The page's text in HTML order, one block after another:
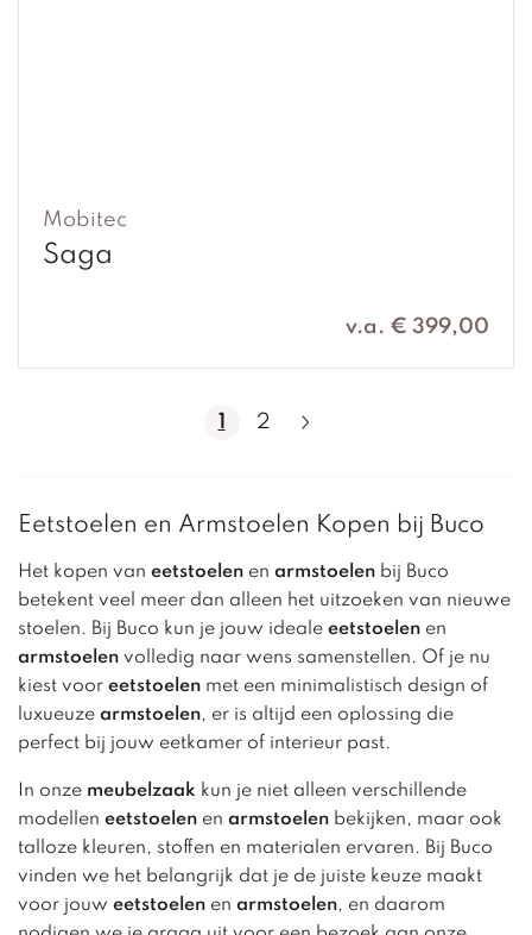
Mobitec
Saga
v.a. € 399,00
1 2
Eetstoelen en Armstoelen Kopen bij Buco
Het kopen van eetstoelen en armstoelen bij Buco
betekent veel meer dan alleen het uitzoeken van nieuwe
stoelen. Bij Buco kun je jouw ideale eetstoelen en
armstoelen volledig naar wens samenstellen. Of je nu
kiest voor eetstoelen met een minimalistisch design of
luxueuze armstoelen, er is altijd een oplossing die
perfect bij jouw eetkamer of interieur past.
In onze meubelzaak kun je niet alleen verschillende
modellen eetstoelen en armstoelen bekijken, maar ook
talloze kleuren, stoffen en materialen ervaren. Bij Buco
vinden we het belangrijk dat je de juiste keuze maakt
voor jouw eetstoelen en armstoelen, en daarom